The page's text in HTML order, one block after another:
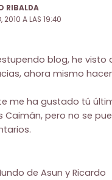
RIBALDA
2010 A LAS 19:40
blog, he visto
ahora mismo
me ha gustado tú
Caimán, pero no se
de Asun y Ricardo